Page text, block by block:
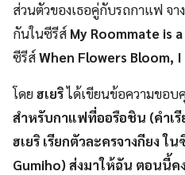
ส่วนตัวของเธอคู่กับรถกาแฟ จ
กันในซีรีส์ My Roommate is
ซีรีส์When Flowers Bloom,
โดยฮเยริได้เขียนข้อความขอบ
สำหรับกาแฟที่ออรือชิน (คำเ
ฮเยริ เรียกตัวละครจางกียง ใ
Gumiho) ส่งมาให้ฉัน ตอนนี้ค